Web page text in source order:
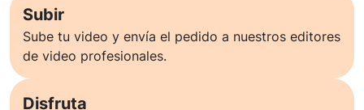
Subir
Sube tu video y envía el pedido a nuestros editores
de video profesionales.
Disfruta